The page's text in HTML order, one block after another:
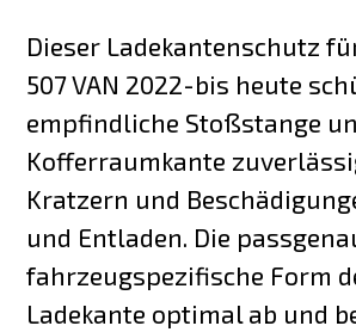
Dieser Ladekantenschutz
507 VAN 2022-bis heute
empfindliche Stoßstange
Kofferraumkante
Kratzern und
und Entladen. Die
fahrzeugspezifische Form
Ladekante optimal ab und